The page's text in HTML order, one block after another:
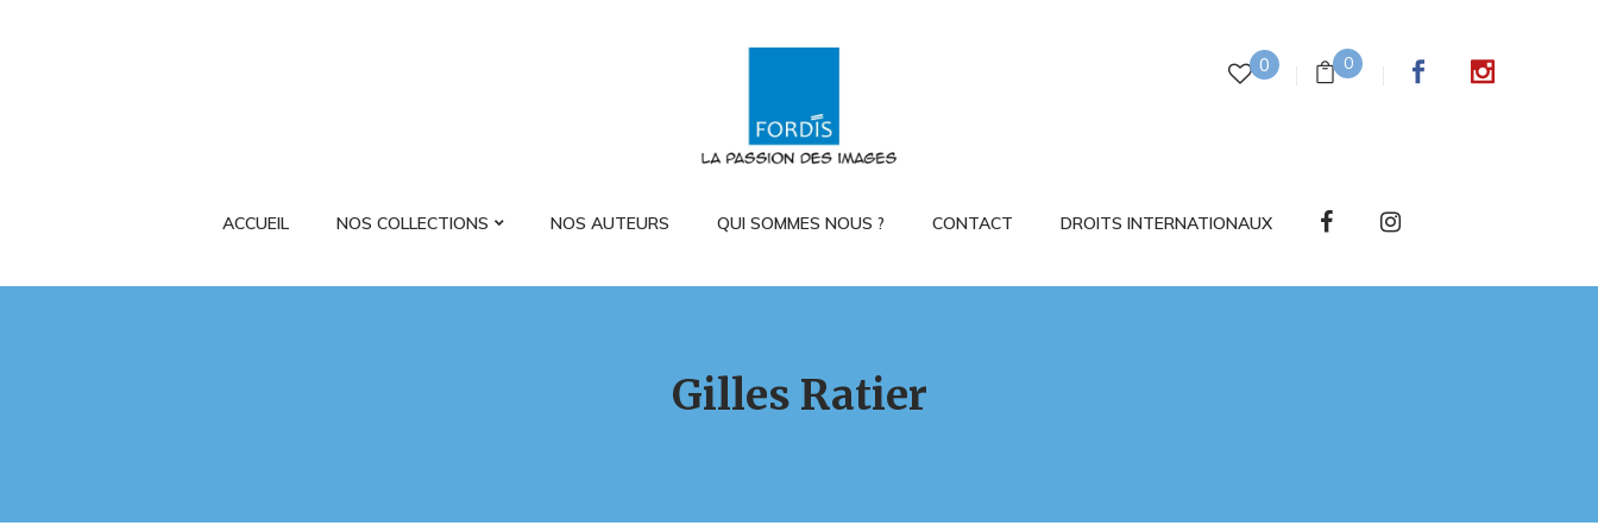
0 0
ACCUEIL NOS COLLECTIONS NOS AUTEURS QUI SOMMES NOUS ? CONTACT DROITS INTERNATIONAUX
Gilles Ratier